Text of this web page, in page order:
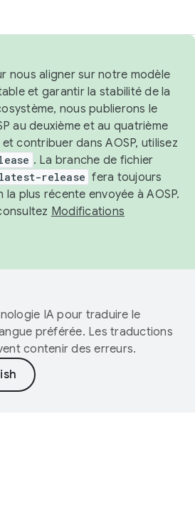
nous aligner sur notre modèle
et garantir la stabilité de la
nous publierons le
au deuxième et au quatrième
contribuer dans AOSP, utilisez
. La branche de fichier
release fera toujours
plus récente envoyée à AOSP.
Modifications
IA pour traduire le
préférée. Les traductions
contenir des erreurs.